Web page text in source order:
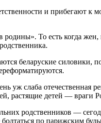
и прибегают
То есть когда
беларуские
слаба отечественная
растящие детей — враги
родственников —
по парижским